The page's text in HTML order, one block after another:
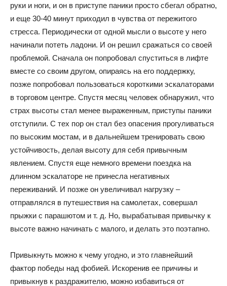
руки и ноги, и он в приступе паники просто сбегал обратно,
и еще 30-40 минут приходил в чувства от пережитого
стресса. Периодически от одной мысли о высоте у него
начинали потеть ладони. И он решил сражаться со своей
проблемой. Сначала он попробовал спуститься в лифте
вместе со своим другом, опираясь на его поддержку,
позже попробовал пользоваться короткими эскалаторами
в торговом центре. Спустя месяц человек обнаружил, что
страх высоты стал менее выраженным, приступы паники
отступили. С тех пор он стал без опасения прогуливаться
по высоким мостам, и в дальнейшем тренировать свою
устойчивость, делая высоту для себя привычным
явлением. Спустя еще немного времени поездка на
длинном эскалаторе не принесла негативных
переживаний. И позже он увеличивал нагрузку –
отправлялся в путешествия на самолетах, совершал
прыжки с парашютом и т. д. Но, вырабатывая привычку к
высоте важно начинать с малого, и делать это поэтапно.
Привыкнуть можно к чему угодно, и это главнейший
фактор победы над фобией. Искоренив ее причины и
привыкнув к раздражителю, можно избавиться от